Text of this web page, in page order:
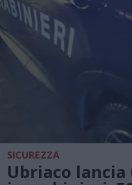
SICUREZZA
Ubriaco